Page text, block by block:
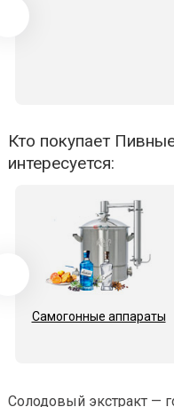
Кто покупает
интересуется:
Самогонные аппараты
Солодовый экстракт —